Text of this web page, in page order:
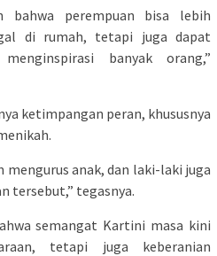
bahwa perempuan bisa lebih
di rumah, tetapi juga dapat
banyak orang,”
ketimpangan peran, khususnya
mengurus anak, dan laki-laki juga
tersebut,” tegasnya.
semangat Kartini masa kini
tetapi juga keberanian